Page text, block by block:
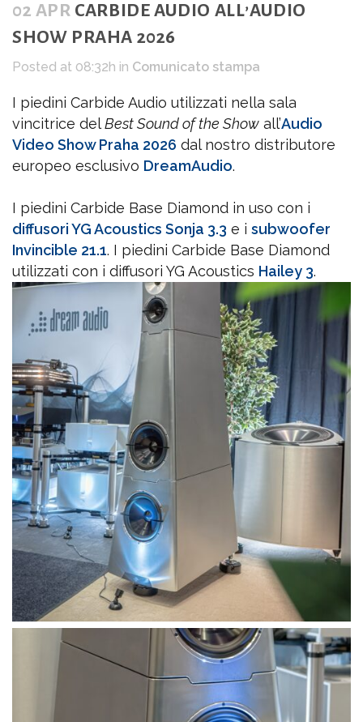
02 APR CARBIDE AUDIO ALL’AUDIO
SHOW PRAHA 2026
Posted at 08:32h in Comunicato stampa
I piedini Carbide Audio utilizzati nella sala
vincitrice delBest Sound of the Show all’Audio
Video Show Praha 2026 dal nostro distributore
europeo esclusivo DreamAudio.
I piedini Carbide Base Diamond in uso con i
diffusori YG Acoustics Sonja 3.3 e i subwoofer
Invincible 21.1. I piedini Carbide Base Diamond
utilizzati con i diffusori YG Acoustics Hailey 3.